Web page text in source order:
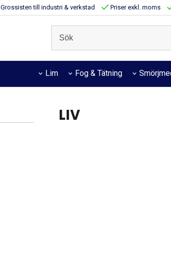
Grossisten till industri & verkstad Priser exkl. moms
Lim Fog & Tätning
LIV